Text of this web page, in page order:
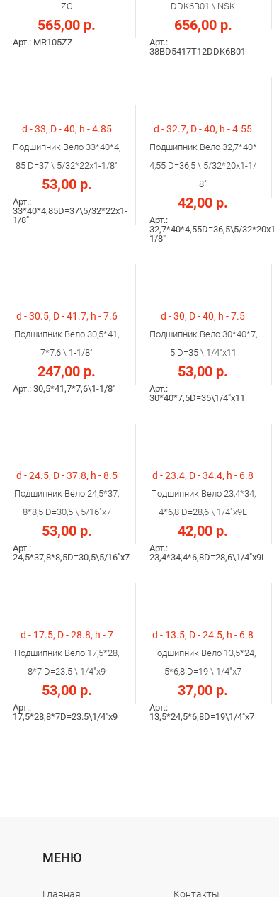
ZO
565,00 р.
Арт.: MR105ZZ
DDK6B01 \ NSK
656,00 р.
Арт.:
38BD5417T12DDK6B01
d - 33, D - 40, h - 4.85
Подшипник Вело 33*40*4,
85 D=37 \ 5/32*22x1-1/8"
53,00 р.
Арт.:
33*40*4,85D=37\5/32*22x1-
1/8"
d - 32.7, D - 40, h - 4.55
Подшипник Вело 32,7*40*
4,55 D=36,5 \ 5/32*20x1-1/
8"
42,00 р.
Арт.:
32,7*40*4,55D=36,5\5/32*20x1-
1/8"
d - 30.5, D - 41.7, h - 7.6
Подшипник Вело 30,5*41,
7*7,6 \ 1-1/8"
247,00 р.
Арт.: 30,5*41,7*7,6\1-1/8"
d - 30, D - 40, h - 7.5
Подшипник Вело 30*40*7,
5 D=35 \ 1/4"x11
53,00 р.
Арт.:
30*40*7,5D=35\1/4"x11
d - 24.5, D - 37.8, h - 8.5
Подшипник Вело 24,5*37,
8*8,5 D=30,5 \ 5/16"х7
53,00 р.
Арт.:
24,5*37,8*8,5D=30,5\5/16"х7
d - 23.4, D - 34.4, h - 6.8
Подшипник Вело 23,4*34,
4*6,8 D=28,6 \ 1/4"х9L
42,00 р.
Арт.:
23,4*34,4*6,8D=28,6\1/4"х9L
d - 17.5, D - 28.8, h - 7
Подшипник Вело 17,5*28,
8*7 D=23.5 \ 1/4"х9
53,00 р.
Арт.:
17,5*28,8*7D=23.5\1/4"х9
d - 13.5, D - 24.5, h - 6.8
Подшипник Вело 13,5*24,
5*6,8 D=19 \ 1/4"х7
37,00 р.
Арт.:
13,5*24,5*6,8D=19\1/4"х7
МЕНЮ
Главная Контакты